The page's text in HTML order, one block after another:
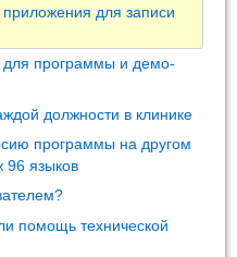
для записи
для программы и демо-
должности в клинике
программы на другом
96 языков
помощь технической